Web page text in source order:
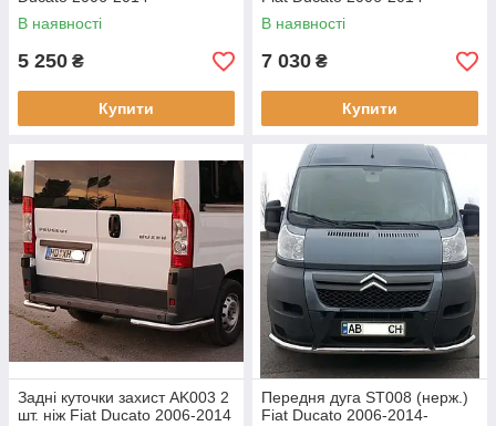
В наявності
5 250 ₴
Купити
В наявності
7 030 ₴
Купити
Задні куточки захист AK003 2
шт. ніж Fiat Ducato 2006-2014
Передня дуга ST008 (нерж.)
Fiat Ducato 2006-2014-